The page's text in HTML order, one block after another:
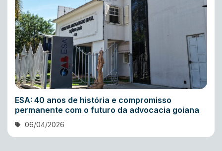
ESA: 40 anos de história e compromisso
permanente com o futuro da advocacia goiana
06/04/2026